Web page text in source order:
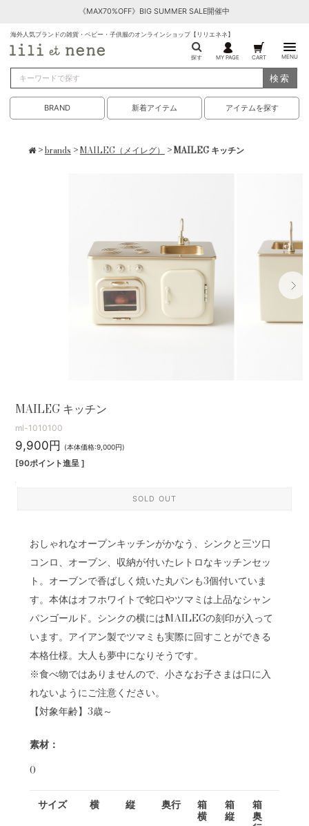
《MAX70%OFF》BIG SUMMER SALE開催中
海外人気ブランドの雑貨・ベビー・子供服のオンラインショップ【リリエネネ】
探す MY PAGE CART MENU
検索
BRAND 新着アイテム アイテムを探す
>brands >MAILEG（メイレグ） > MAILEG キッチン
MAILEG キッチン
ml-1010100
9,900円 (本体価格:9,000円)
[90ポイント進呈 ]
SOLD OUT
おしゃれなオープンキッチンがかなう、シンクと三ツ口
コンロ、オーブン、収納が付いたレトロなキッチンセッ
ト。オーブンで香ばしく焼いた丸パンも3個付いていま
す。本体はオフホワイトで蛇口やツマミは上品なシャン
パンゴールド。シンクの横にはMAILEGの刻印が入って
います。アイアン製でツマミも実際に回すことができる
本格仕様。大人も夢中になりそうです。
※食べ物ではありませんので、小さなお子さまは口に入
れないようにご注意ください。
【対象年齢】3歳～
素材：
0
サイズ 横 縦 奥行
箱
横
箱
縦
箱
奥